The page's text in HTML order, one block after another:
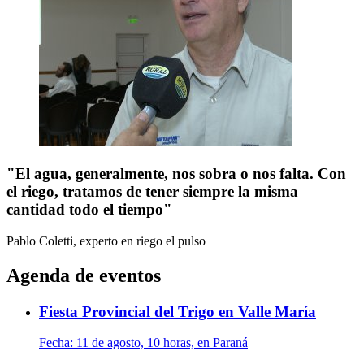
"El agua, generalmente, nos sobra o nos falta. Con
el riego, tratamos de tener siempre la misma
cantidad todo el tiempo"
Pablo Coletti, experto en riego el pulso
Agenda de eventos
Fiesta Provincial del Trigo en Valle María
Fecha: 11 de agosto, 10 horas, en Paraná